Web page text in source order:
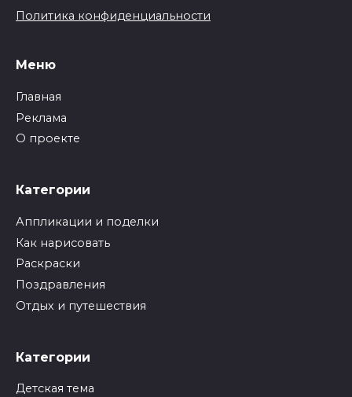
Политика конфиденциальности
Меню
Главная
Реклама
О проекте
Категории
Аппликации и поделки
Как нарисовать
Раскраски
Поздравления
Отдых и путешествия
Категории
Детская тема